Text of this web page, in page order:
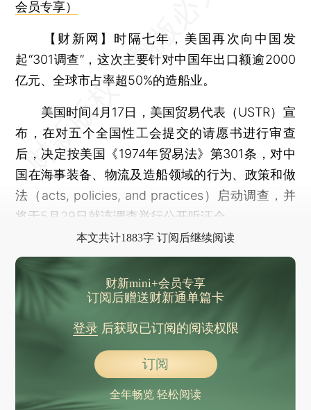
会员专享）
【财新网】 时隔七年，美国再次向中国发
起“301调查”，这次主要针对中国年出口额逾2000
亿元、全球市占率超50%的造船业。
美国时间4月17日，美国贸易代表（USTR）宣
布，在对五个全国性工会提交的请愿书进行审查
后，决定按美国《1974年贸易法》第301条，对中
国在海事装备、物流及造船领域的行为、政策和做
法（acts, policies, and practices）启动调查，并
将于5月29日就该调查举行公开听证会。
本文共计1883字 订阅后继续阅读
财新mini+会员专享
订阅后赠送财新通单篇卡
登录后获取已订阅的阅读权限
订阅
全年畅览 轻松阅读